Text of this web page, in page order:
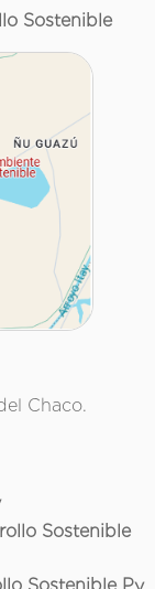
Sostenible
Chaco.
Sostenible